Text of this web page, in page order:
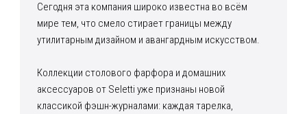
Сегодня эта компания широко известна во всём
мире тем, что смело стирает границы между
утилитарным дизайном и авангардным искусством.
Коллекции столового фарфора и домашних
аксессуаров от Seletti уже признаны новой
классикой фэшн-журналами: каждая тарелка,